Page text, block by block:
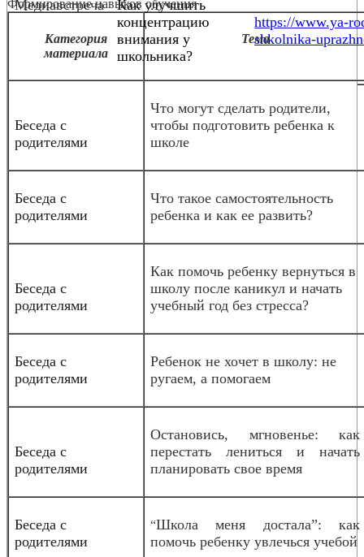
Медиавстреча
Как улучшить
концентрацию
внимания у
школьника?
https://www.ya-
shkolnika-
Формирование навыков обучения
Категория
материала
Тема
Беседа с
родителями
Что могут сделать родители,
чтобы подготовить ребенка к
школе
Беседа с
родителями
Что такое самостоятельность
ребенка и как ее развить?
Беседа с
родителями
Как помочь ребенку вернуться в
школу после каникул и начать
учебный год без стресса?
Беседа с
родителями
Ребенок не хочет в школу: не
ругаем, а помогаем
Беседа с
родителями
Остановись, мгновенье: как
перестать лениться и начать
планировать свое время
Беседа с
родителями
“Школа меня достала”: как
помочь ребенку увлечься учебой